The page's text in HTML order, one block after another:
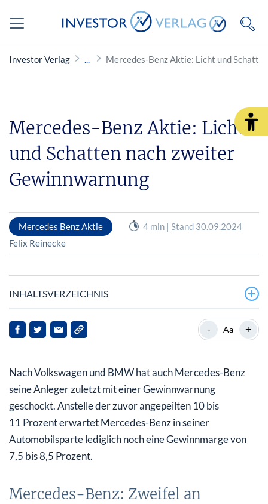
Investor Verlag Mercedes-Benz Aktie: Licht und
Mercedes-Benz Aktie: Licht
und Schatten nach zweiter
Gewinnwarnung
Mercedes Benz Aktie
4 min | Stand 30.09.2024
Felix Reinecke
INHALTSVERZEICHNIS
Mercedes-Benz: Zweifel an Profitabilität
Zweite Gewinnwarnung innerhalb eines Quartals
Analysten kappen Kursziele, bekräftigen aber
Kaufempfehlungen
Größerer Rückruf in China ab Ende November
- Aa +
Nach Volkswagen und BMW hat auch Mercedes-Benz
seine Anleger zuletzt mit einer Gewinnwarnung
geschockt. Anstelle der zuvor angepeilten 10 bis
11 Prozent erwartet Mercedes-Benz in seiner
Automobilsparte lediglich noch eine Gewinnmarge von
7,5 bis 8,5 Prozent.
Mercedes-Benz: Zweifel an